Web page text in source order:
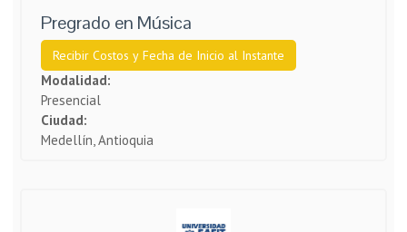
Pregrado en Música
Recibir Costos y Fecha de Inicio al Instante
Modalidad:
Presencial
Ciudad:
Medellín, Antioquia